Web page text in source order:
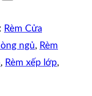
Rèm Cửa
ngủ, Rèm
, Rèm xếp lớp,